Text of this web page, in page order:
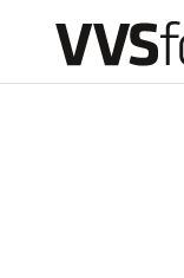
HÄR ÄR